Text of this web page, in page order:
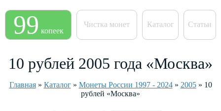
99 копеек
Чистка монет Каталог Статьи
10 рублей 2005 года «Москва»
Главная» Каталог» Монеты России 1997 - 2024» 2005» 10
рублей «Москва»